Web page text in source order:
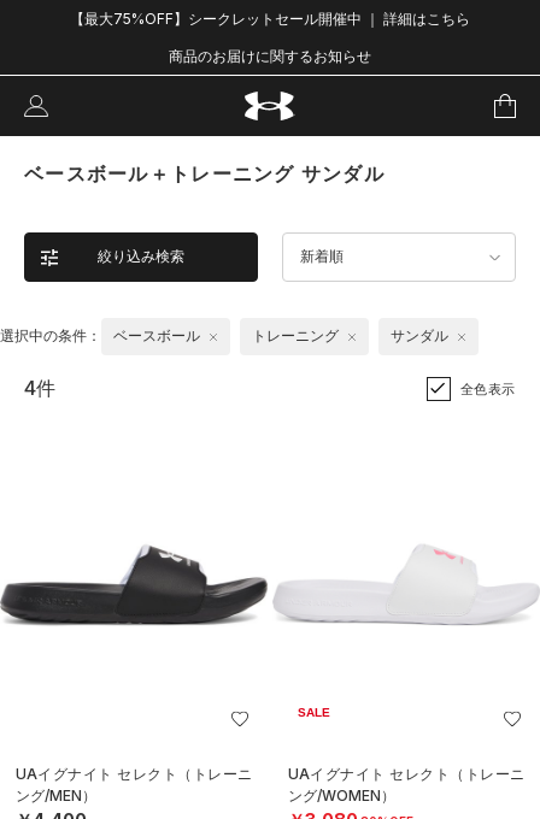
【最大75%OFF】シークレットセール開催中 ｜ 詳細はこちら
商品のお届けに関するお知らせ
ベースボール＋トレーニング サンダル
絞り込み検索 新着順
選択中の条件： ベースボール トレーニング サンダル
4件 全色表示
UAイグナイト セレクト（トレーニ
ング/MEN）
SALE
UAイグナイト セレクト（トレーニ
ング/WOMEN）